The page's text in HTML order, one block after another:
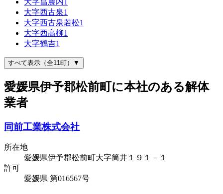
大字西古泉1
大字西古泉若松1
大字西高柳1
大字鶴吉1
すべて表示（全11町）▼
愛媛県伊予郡松前町に本社のある解体
業者
同前工業株式会社
所在地
愛媛県伊予郡松前町大字筒井１９１－１
許可
愛媛県 第016567号